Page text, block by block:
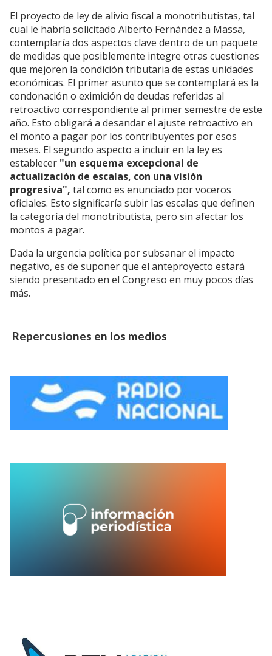
El proyecto de ley de alivio fiscal a monotributistas, tal
cual le habría solicitado Alberto Fernández a Massa,
contemplaría dos aspectos clave dentro de un paquete
de medidas que posiblemente integre otras cuestiones
que mejoren la condición tributaria de estas unidades
económicas. El primer asunto que se contemplará es la
condonación o eximición de deudas referidas al
retroactivo correspondiente al primer semestre de este
año. Esto obligará a desandar el ajuste retroactivo en
el monto a pagar por los contribuyentes por esos
meses. El segundo aspecto a incluir en la ley es
establecer "un esquema excepcional de
actualización de escalas, con una visión
progresiva", tal como es enunciado por voceros
oficiales. Esto significaría subir las escalas que definen
la categoría del monotributista, pero sin afectar los
montos a pagar.
Dada la urgencia política por subsanar el impacto
negativo, es de suponer que el anteproyecto estará
siendo presentado en el Congreso en muy pocos días
más.
Repercusiones en los medios